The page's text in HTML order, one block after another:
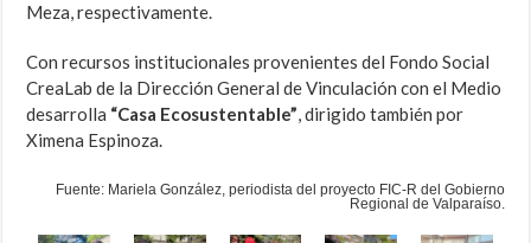
Meza, respectivamente.
Con recursos institucionales provenientes del Fondo Social
CreaLab de la Dirección General de Vinculación con el Medio
desarrolla “Casa Ecosustentable”, dirigido también por
Ximena Espinoza.
Fuente: Mariela González, periodista del proyecto FIC-R del Gobierno
Regional de Valparaíso.